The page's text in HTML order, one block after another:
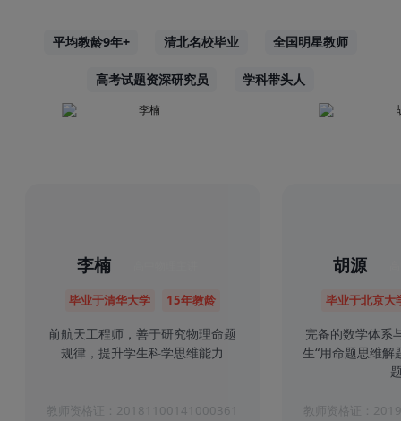
平均教龄9年+ 清北名校毕业 全国明星教师
高考试题资深研究员 学科带头人
李楠
毕业于清华大学 15年教龄
前航天工程师，善于研究物理命题
规律，提升学生科学思维能力
教师资格证：20181100141000361
胡源
毕业于北京大
完备的数学体系
生“用命题思维
教师资格证：